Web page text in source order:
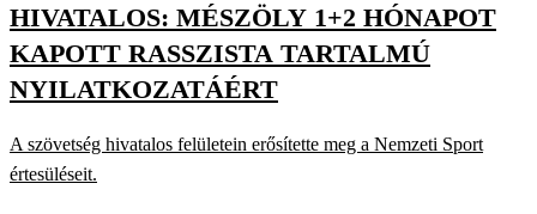
HIVATALOS: MÉSZÖLY 1+2 HÓNAPOT
KAPOTT RASSZISTA TARTALMÚ
NYILATKOZATÁÉRT
A szövetség hivatalos felületein erősítette meg a Nemzeti Sport
értesüléseit.